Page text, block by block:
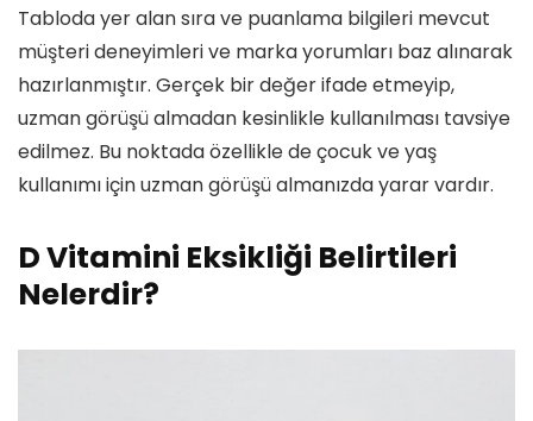
Tabloda yer alan sıra ve puanlama bilgileri mevcut
müşteri deneyimleri ve marka yorumları baz alınarak
hazırlanmıştır. Gerçek bir değer ifade etmeyip,
uzman görüşü almadan kesinlikle kullanılması tavsiye
edilmez. Bu noktada özellikle de çocuk ve yaş
kullanımı için uzman görüşü almanızda yarar vardır.
D Vitamini Eksikliği Belirtileri
Nelerdir?